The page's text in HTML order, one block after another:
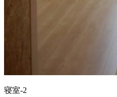
寝室-2